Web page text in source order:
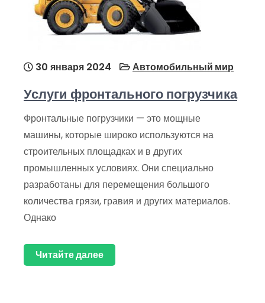
30 января 2024 Автомобильный мир
Услуги фронтального погрузчика
Фронтальные погрузчики — это мощные
машины, которые широко используются на
строительных площадках и в других
промышленных условиях. Они специально
разработаны для перемещения большого
количества грязи, гравия и других материалов.
Однако
Читайте далее